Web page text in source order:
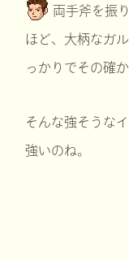
両手斧を振
ほど、大柄なガ
っかりでその確
そんな強そうな
強いのね。